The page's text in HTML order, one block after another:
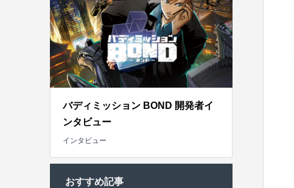
バディミッション BOND 開発者イ
ンタビュー
インタビュー
おすすめ記事